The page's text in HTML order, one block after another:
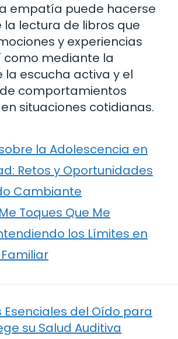
empatía puede hacerse
la lectura de libros que
y experiencias
como mediante la
la escucha activa y el
comportamientos
situaciones cotidianas.
la Adolescencia en
Retos y Oportunidades
Cambiante
Toques Que Me
los Límites en
Esenciales del Oído para
su Salud Auditiva